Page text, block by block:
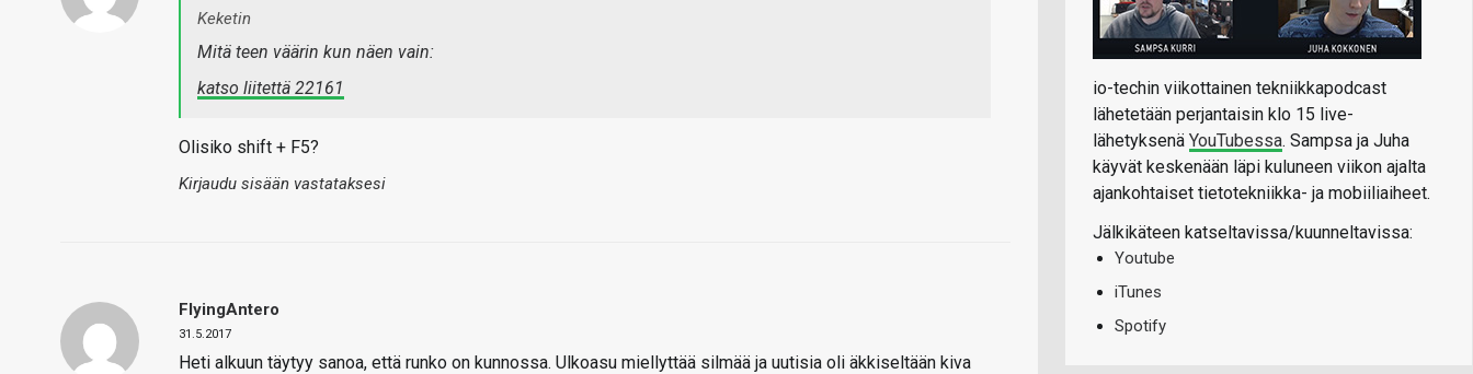
Keketin
Mitä teen väärin kun näen vain:
katso liitettä 22161
Olisiko shift + F5?
Kirjaudu sisään vastataksesi
FlyingAntero
31.5.2017
Heti alkuun täytyy sanoa, että runko on kunnossa. Ulkoasu miellyttää silmää ja uutisia oli äkkiseltään kiva
io-techin viikottainen tekniikkapodcast
lähetetään perjantaisin klo 15 live-
lähetyksenä YouTubessa. Sampsa ja Juha
käyvät keskenään läpi kuluneen viikon ajalta
ajankohtaiset tietotekniikka- ja mobiiliaiheet.
Jälkikäteen katseltavissa/kuunneltavissa:
Youtube
iTunes
Spotify